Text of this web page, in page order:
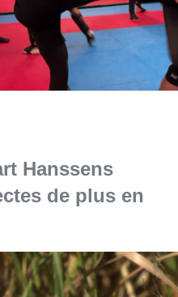
Hanssens
de plus en